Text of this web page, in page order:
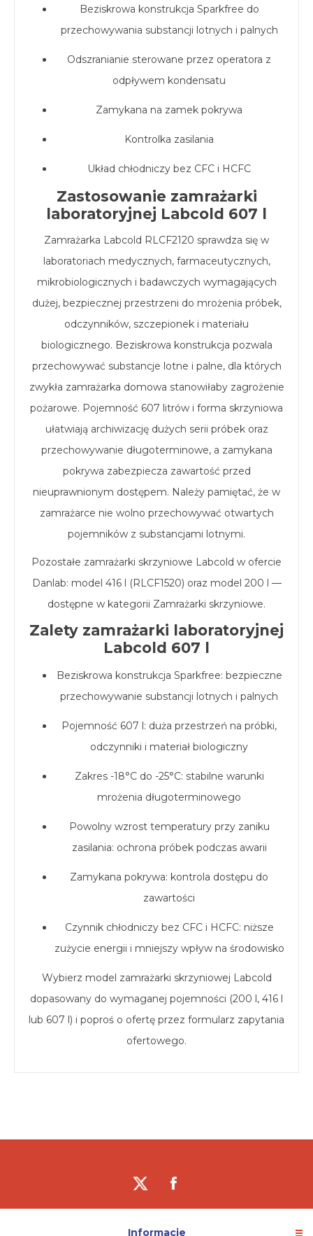
Beziskrowa konstrukcja Sparkfree do
przechowywania substancji lotnych i palnych
Odszranianie sterowane przez operatora z
odpływem kondensatu
Zamykana na zamek pokrywa
Kontrolka zasilania
Układ chłodniczy bez CFC i HCFC
Zastosowanie zamrażarki
laboratoryjnej Labcold 607 l
Zamrażarka Labcold RLCF2120 sprawdza się w
laboratoriach medycznych, farmaceutycznych,
mikrobiologicznych i badawczych wymagających
dużej, bezpiecznej przestrzeni do mrożenia próbek,
odczynników, szczepionek i materiału
biologicznego. Beziskrowa konstrukcja pozwala
przechowywać substancje lotne i palne, dla których
zwykła zamrażarka domowa stanowiłaby zagrożenie
pożarowe. Pojemność 607 litrów i forma skrzyniowa
ułatwiają archiwizację dużych serii próbek oraz
przechowywanie długoterminowe, a zamykana
pokrywa zabezpiecza zawartość przed
nieuprawnionym dostępem. Należy pamiętać, że w
zamrażarce nie wolno przechowywać otwartych
pojemników z substancjami lotnymi.
Pozostałe zamrażarki skrzyniowe Labcold w ofercie
Danlab: model 416 l (RLCF1520) oraz model 200 l —
dostępne w kategorii Zamrażarki skrzyniowe.
Zalety zamrażarki laboratoryjnej
Labcold 607 l
Beziskrowa konstrukcja Sparkfree: bezpieczne
przechowywanie substancji lotnych i palnych
Pojemność 607 l: duża przestrzeń na próbki,
odczynniki i materiał biologiczny
Zakres -18°C do -25°C: stabilne warunki
mrożenia długoterminowego
Powolny wzrost temperatury przy zaniku
zasilania: ochrona próbek podczas awarii
Zamykana pokrywa: kontrola dostępu do
zawartości
Czynnik chłodniczy bez CFC i HCFC: niższe
zużycie energii i mniejszy wpływ na środowisko
Wybierz model zamrażarki skrzyniowej Labcold
dopasowany do wymaganej pojemności (200 l, 416 l
lub 607 l) i poproś o ofertę przez formularz zapytania
ofertowego.
Informacje